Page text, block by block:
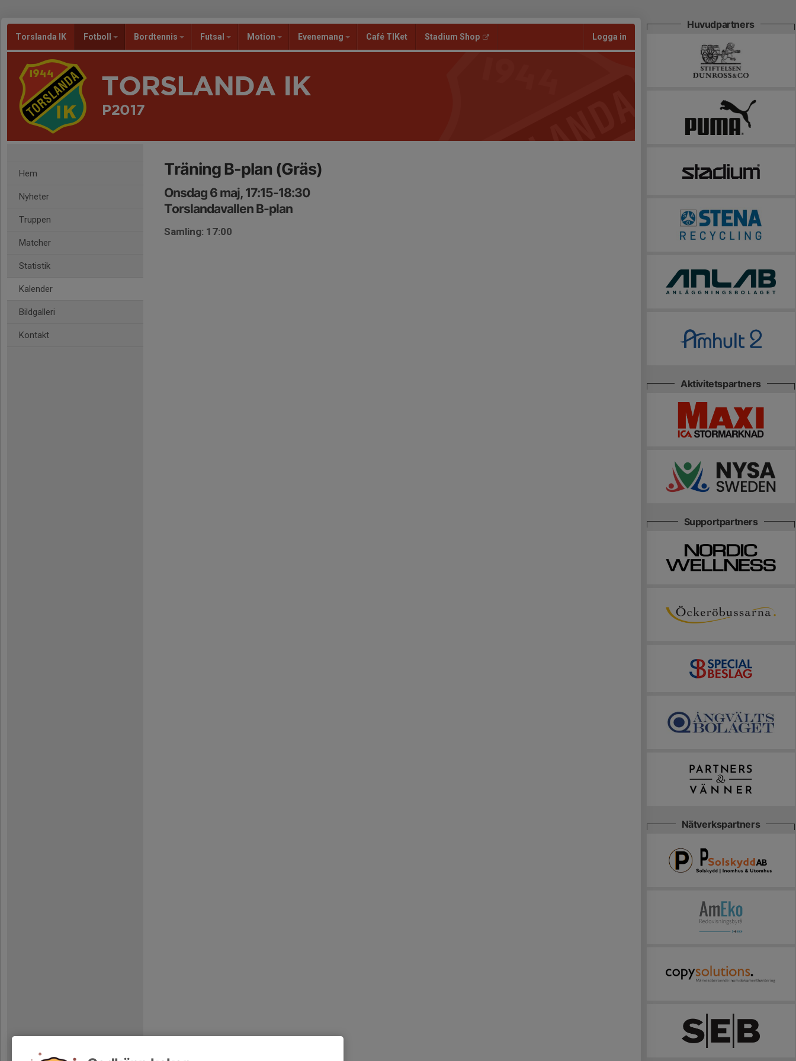
Torslanda IK Fotboll Bordtennis Futsal Motion Evenemang Café TIKet Stadium Shop Logga in
TORSLANDA IK
P2017
Hem
Nyheter
Truppen
Matcher
Statistik
Kalender
Bildgalleri
Kontakt
Träning B-plan (Gräs)
Onsdag 6 maj, 17:15-18:30
Torslandavallen B-plan
Samling: 17:00
Huvudpartners
Aktivitetspartners
Supportpartners
Nätverkspartners